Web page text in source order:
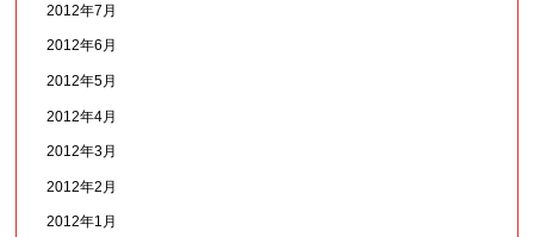
2012年7月
2012年6月
2012年5月
2012年4月
2012年3月
2012年2月
2012年1月